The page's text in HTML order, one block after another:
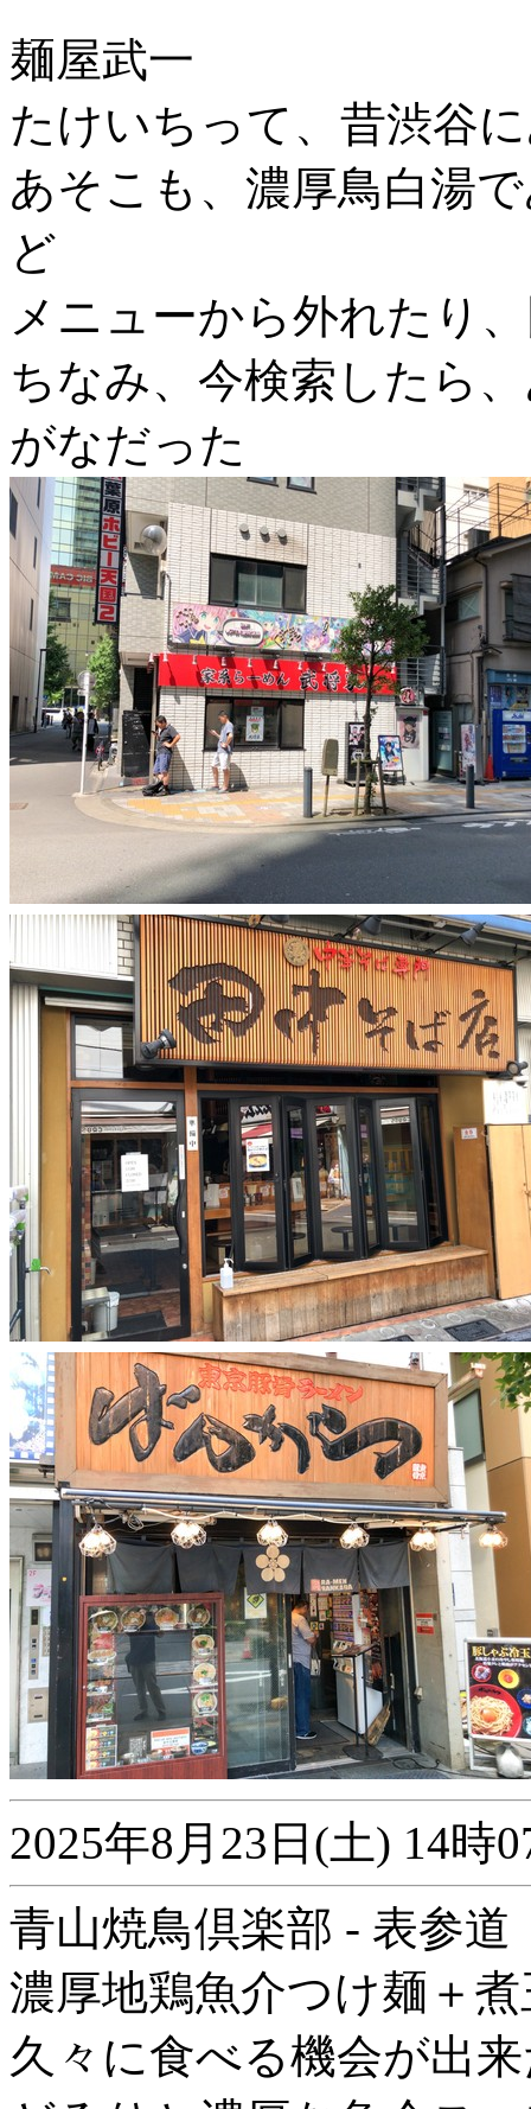
麺屋武一
たけいちって、昔渋谷
あそこも、濃厚鳥白湯
ど
メニューから外れたり
ちなみ、今検索したら
がなだった
2025年8月23日(土) 14時
青山焼鳥倶楽部 - 表参道
濃厚地鶏魚介つけ麺＋
久々に食べる機会が出